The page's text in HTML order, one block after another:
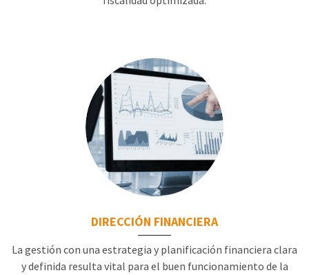
DIRECCIÓN FINANCIERA
La gestión con una estrategia y planificación financiera clara
y definida resulta vital para el buen funcionamiento de la